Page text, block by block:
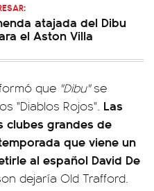
atajada del Dibu
el Aston Villa
que "Dibu"se
"Diablos Rojos". Las
clubes grandes de
que viene un
al español David De
dejaría Old Trafford.